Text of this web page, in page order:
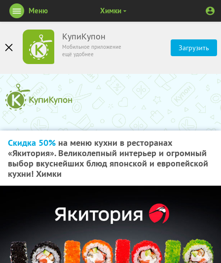
КупиКупон
Мобильное приложение
ещё удобнее
Загрузить
Меню Химки
Скидка 50% на меню кухни в ресторанах
«Якитория». Великолепный интерьер и огромный
выбор вкуснейших блюд японской и европейской
кухни! Химки